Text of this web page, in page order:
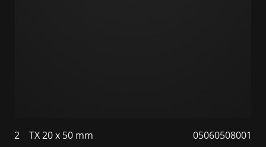
2 TX 20 x 50 mm
05060508001